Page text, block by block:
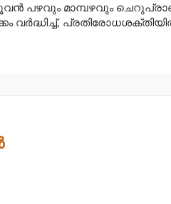
പഴവും മാമ്പഴവും
, പ്രതിരോധശക്തിയിൽ